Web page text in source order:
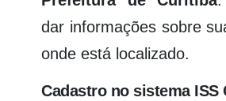
dar informações sobre
onde está localizado.
Cadastro no sistema ISS